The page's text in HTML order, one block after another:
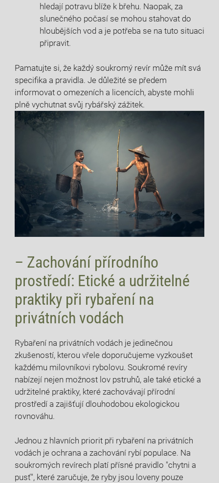
hledají potravu blíže k břehu. Naopak, za
slunečného počasí se mohou stahovat do
hloubějších vod a je potřeba se na tuto situaci
připravit.
Pamatujte si, že každý soukromý revír může mít svá
specifika a pravidla. Je důležité se předem
informovat o omezeních a licencích, abyste mohli
plně vychutnat svůj rybářský zážitek.
– Zachování přírodního
prostředí: Etické a udržitelné
praktiky při rybaření na
privátních vodách
Rybaření na privátních vodách je jedinečnou
zkušeností, kterou vřele doporučujeme vyzkoušet
každému milovníkovi rybolovu. Soukromé revíry
nabízejí nejen možnost lov pstruhů, ale také etické a
udržitelné praktiky, které zachovávají přírodní
prostředí a zajišťují dlouhodobou ekologickou
rovnováhu.
Jednou z hlavních priorit při rybaření na privátních
vodách je ochrana a zachování rybí populace. Na
soukromých revírech platí přísné pravidlo "chytni a
pusť", které zaručuje, že ryby jsou loveny pouze